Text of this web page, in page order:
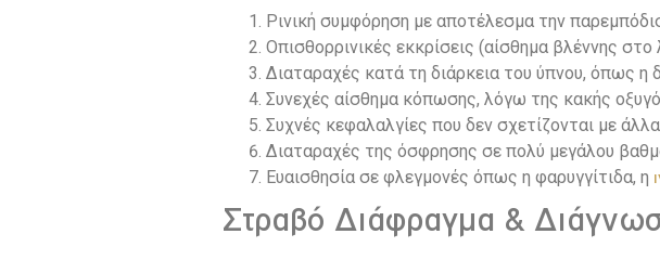
Ρινική συμφόρηση με αποτέλεσμα την
Oπισθορρινικές εκκρίσεις (αίσθημα βλέννης στο
Διαταραχές κατά τη διάρκεια του ύπνου, όπως η
Συνεχές αίσθημα κόπωσης, λόγω της κακής
Συχνές κεφαλαλγίες που δεν σχετίζονται με άλλα
Διαταραχές της όσφρησης σε πολύ μεγάλου
Ευαισθησία σε φλεγμονές όπως η φαρυγγίτιδα, η
Στραβό Διάφραγμα &